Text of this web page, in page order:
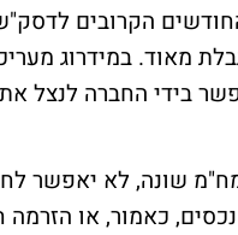
נזילות מספקת לשירות החוב ב-12
מאוד. במידרוג
בידי החברה לנצל את
שונה, לא יאפשר
כאמור, או הזרמה